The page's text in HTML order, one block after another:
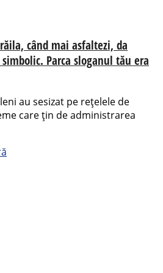
când mai asfaltezi, da
Parca sloganul tău era
au sesizat pe rețelele de
care țin de administrarea